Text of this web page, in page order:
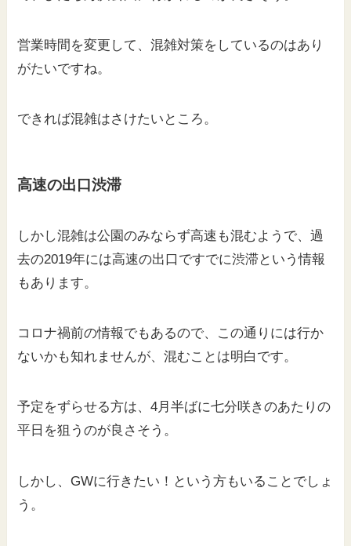
営業時間を変更して、混雑対策をしているのはあり
がたいですね。
できれば混雑はさけたいところ。
高速の出口渋滞
しかし混雑は公園のみならず高速も混むようで、過
去の2019年には高速の出口ですでに渋滞という情報
もあります。
コロナ禍前の情報でもあるので、この通りには行か
ないかも知れませんが、混むことは明白です。
予定をずらせる方は、4月半ばに七分咲きのあたりの
平日を狙うのが良さそう。
しかし、GWに行きたい！という方もいることでしょ
う。